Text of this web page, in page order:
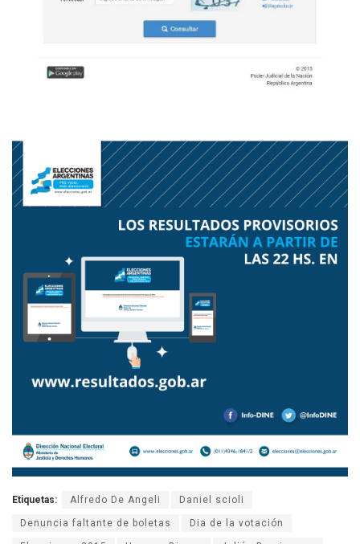
Etiquetas: Alfredo De Angeli Daniel scioli
Denuncia faltante de boletas Dia de la votación